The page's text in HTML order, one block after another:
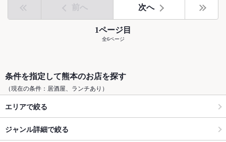
前へ 次へ
1ページ目
全6ページ
条件を指定して熊本のお店を探す
（現在の条件：居酒屋、ランチあり）
エリアで絞る
ジャンル詳細で絞る